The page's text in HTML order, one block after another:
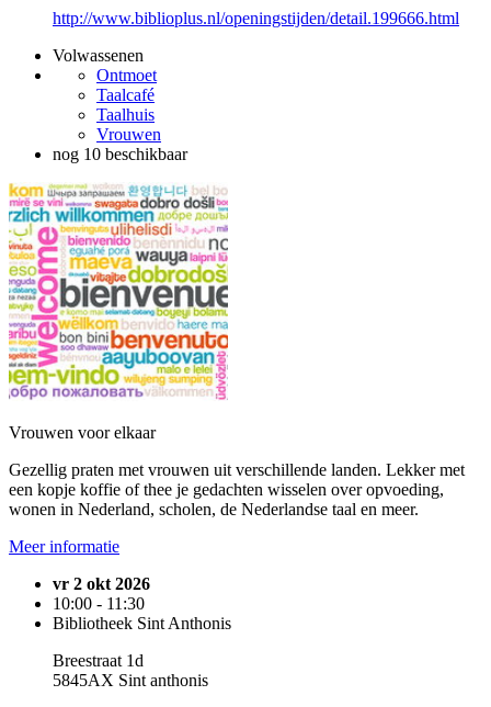
http://www.biblioplus.nl/openingstijden/detail.199666.html
Volwassenen
Ontmoet
Taalcafé
Taalhuis
Vrouwen
nog 10 beschikbaar
Vrouwen voor elkaar
Gezellig praten met vrouwen uit verschillende landen. Lekker met
een kopje koffie of thee je gedachten wisselen over opvoeding,
wonen in Nederland, scholen, de Nederlandse taal en meer.
Meer informatie
vr 2 okt 2026
10:00 - 11:30
Bibliotheek Sint Anthonis
Breestraat 1d
5845AX Sint anthonis